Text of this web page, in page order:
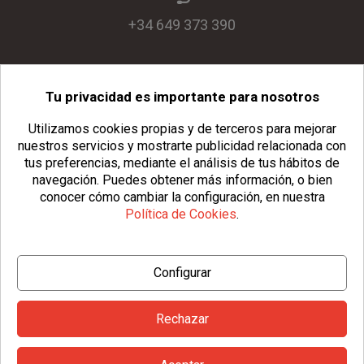
+34 649 373 390
info@usopack.com
© Copyright 2026 Usopack® | Aviso Legal
| Política de Cookies| Configurar Cookies |
Condiciones Generales
Tu privacidad es importante para nosotros
Utilizamos cookies propias y de terceros para mejorar
nuestros servicios y mostrarte publicidad relacionada con
tus preferencias, mediante el análisis de tus hábitos de
navegación. Puedes obtener más información, o bien
conocer cómo cambiar la configuración, en nuestra
Política de Cookies.
Configurar
Rechazar